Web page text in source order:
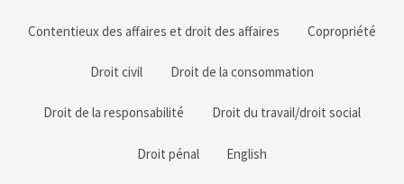
Contentieux des affaires et droit des affaires Copropriété
Droit civil Droit de la consommation
Droit de la responsabilité Droit du travail/droit social
Droit pénal English